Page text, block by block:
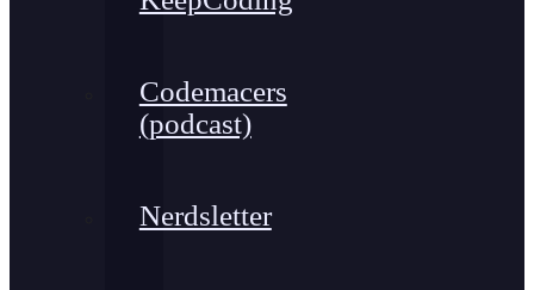
Codemacers
(podcast)
Nerdsletter